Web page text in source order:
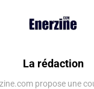
La rédaction
propose une